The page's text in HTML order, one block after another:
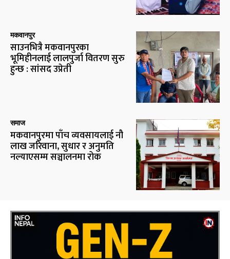
मकवानपुर
साउनभित्रै मकवानपुरका
भूमिहीनलाई लालपुर्जा वितरण सुरु
हुन्छ : सांसद उप्रेती
समाज
मकवानपुरमा पाँच व्यवसायलाई नौ
लाख जरिवाना, सुधार र अनुमति
नल्याएसम्म सञ्चालनमा रोक